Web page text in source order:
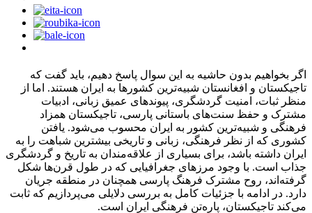
اگر بخواهیم بدون حاشیه به این سوال پاسخ دهیم، باید گفت که
تاجیکستان و افغانستان شبیه‌ترین کشورها به ایران هستند. اما از
منظر ثبات، امنیت گردشگری، پیوندهای عمیق زبانی، ادبیات
مشترک و حفظ سنت‌های باستانی پارسی، تاجیکستان همزاد
فرهنگی و شبیه‌ترین کشور به ایران محسوب می‌شود. یافتن
کشوری که از نظر فرهنگی، زبانی و تاریخی بیشترین شباهت را به
ایران داشته باشد، برای بسیاری از علاقه‌مندان به تاریخ و گردشگری
جذاب است. با وجود مرزهای جغرافیایی که در طول قرن‌ها شکل
گرفته‌اند، روح مشترک فرهنگ پارسی همچنان در منطقه جریان
دارد. در ادامه با جزئیات کامل به بررسی دلایلی می‌پردازیم که ثابت
می‌کند تاجیکستان، پاره‌تن فرهنگی ایران است.